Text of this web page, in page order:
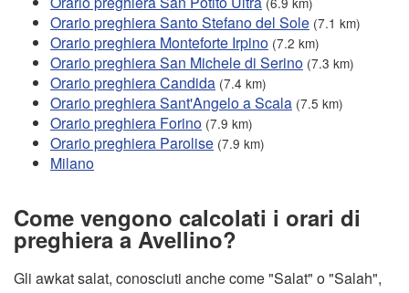
Orario preghiera Santo Stefano del Sole (7.1 km)
Orario preghiera Monteforte Irpino (7.2 km)
Orario preghiera San Michele di Serino (7.3 km)
Orario preghiera Candida (7.4 km)
Orario preghiera Sant'Angelo a Scala (7.5 km)
Orario preghiera Forino (7.9 km)
Orario preghiera Parolise (7.9 km)
Milano
Come vengono calcolati i orari di
preghiera a Avellino?
Gli awkat salat, conosciuti anche come "Salat" o "Salah",